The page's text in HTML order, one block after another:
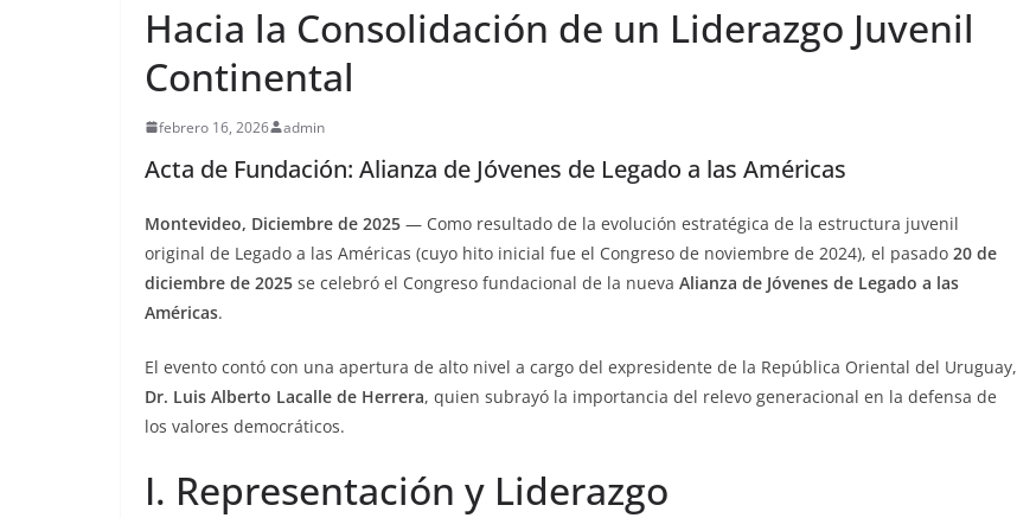
Hacia la Consolidación de un Liderazgo Juvenil
Continental
febrero 16, 2026 admin
Acta de Fundación: Alianza de Jóvenes de Legado a las Américas
Montevideo, Diciembre de 2025 — Como resultado de la evolución estratégica de la estructura juvenil
original de Legado a las Américas (cuyo hito inicial fue el Congreso de noviembre de 2024), el pasado 20 de
diciembre de 2025 se celebró el Congreso fundacional de la nueva Alianza de Jóvenes de Legado a las
Américas.
El evento contó con una apertura de alto nivel a cargo del expresidente de la República Oriental del Uruguay,
Dr. Luis Alberto Lacalle de Herrera, quien subrayó la importancia del relevo generacional en la defensa de
los valores democráticos.
I. Representación y Liderazgo